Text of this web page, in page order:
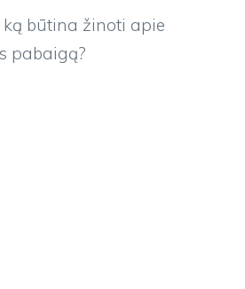
būtina žinoti apie
pabaigą?